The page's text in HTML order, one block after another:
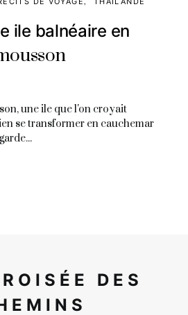
ile balnéaire en
une ile que l'on croyait
se transformer en cauchemar
DES